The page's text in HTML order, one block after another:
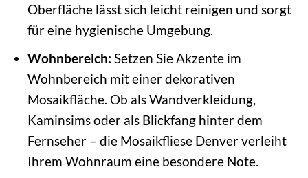
Oberfläche lässt sich leicht reinigen und sorgt
für eine hygienische Umgebung.
Wohnbereich: Setzen Sie Akzente im
Wohnbereich mit einer dekorativen
Mosaikfläche. Ob als Wandverkleidung,
Kaminsims oder als Blickfang hinter dem
Fernseher – die Mosaikfliese Denver verleiht
Ihrem Wohnraum eine besondere Note.